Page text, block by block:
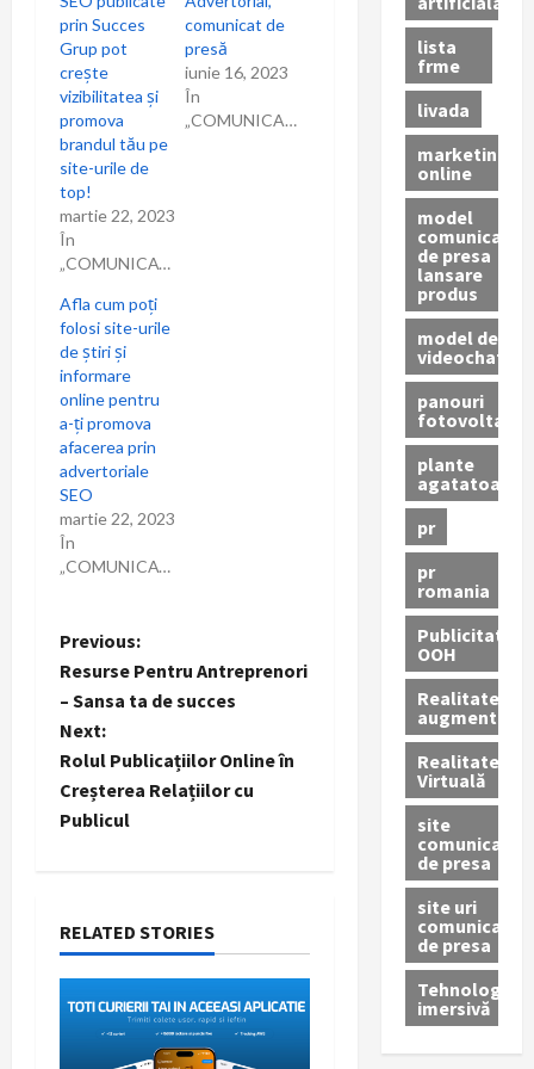
c
o
l
e
prin Succes
Grup pot
crește
vizibilitatea și
promova
brandul tău pe
site-urile de
top!
martie 22, 2023
În
„COMUNICAT”
comunicat de
presă
iunie 16, 2023
În
„COMUNICARE”
Afla cum poți
folosi site-urile
de știri și
informare
online pentru
a-ți promova
afacerea prin
advertoriale
SEO
martie 22, 2023
În
„COMUNICAT”
P
o
s
t
v
i
g
Previous:
Resurse Pentru Antreprenori
– Sansa ta de succes
Next:
Rolul Publicațiilor Online în
Creșterea Relațiilor cu
Publicul
RELATED STORIES
lista
frme
livada
marketing
online
model
comunicat
de presa
lansare
produs
model de
videochat
panouri
fotovoltaice
plante
agatatoare
pr
pr
romania
Publicitate
OOH
Realitatea
augmentată
Realitatea
Virtuală
site
comunicate
de presa
site uri
comunicate
de presa
Tehnologie
imersivă